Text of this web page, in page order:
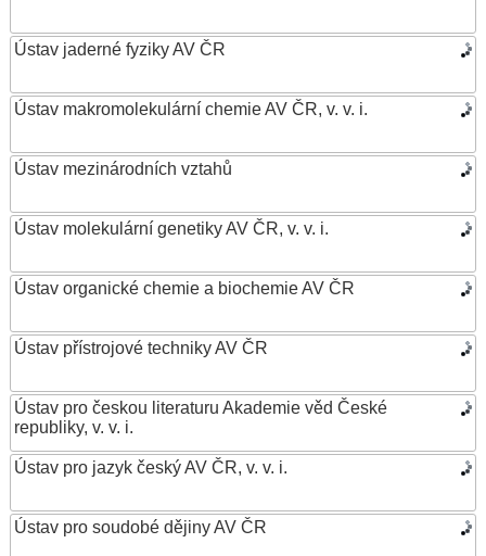
Ústav jaderné fyziky AV ČR
Ústav makromolekulární chemie AV ČR, v. v. i.
Ústav mezinárodních vztahů
Ústav molekulární genetiky AV ČR, v. v. i.
Ústav organické chemie a biochemie AV ČR
Ústav přístrojové techniky AV ČR
Ústav pro českou literaturu Akademie věd České
republiky, v. v. i.
Ústav pro jazyk český AV ČR, v. v. i.
Ústav pro soudobé dějiny AV ČR